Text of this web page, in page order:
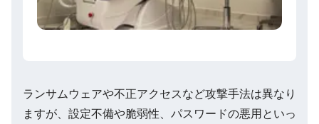
ランサムウェアや不正アクセスなど攻撃手法は異なり
ますが、設定不備や脆弱性、パスワードの悪用といっ